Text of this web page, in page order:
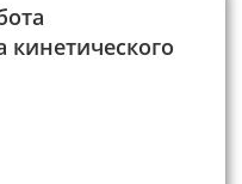
кинетического